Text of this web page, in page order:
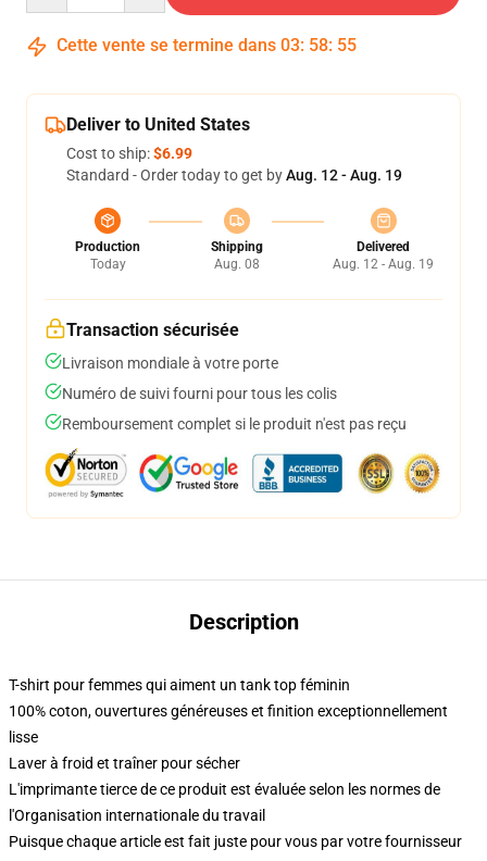
Cette vente se termine dans 03: 58: 54
Deliver to United States
Cost to ship:$6.99
Standard - Order today to get byAug. 12 - Aug. 19
Production
Today
Shipping
Aug. 08
Delivered
Aug. 12 - Aug. 19
Transaction sécurisée
Livraison mondiale à votre porte
Numéro de suivi fourni pour tous les colis
Remboursement complet si le produit n'est pas reçu
Description
T-shirt pour femmes qui aiment un tank top féminin
100% coton, ouvertures généreuses et finition exceptionnellement
lisse
Laver à froid et traîner pour sécher
L'imprimante tierce de ce produit est évaluée selon les normes de
l'Organisation internationale du travail
Puisque chaque article est fait juste pour vous par votre fournisseur